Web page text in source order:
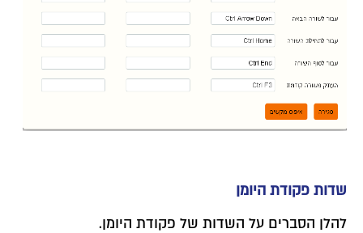
שדות פקודת היומן
להלן הסברים על השדות של פקודת היומן.